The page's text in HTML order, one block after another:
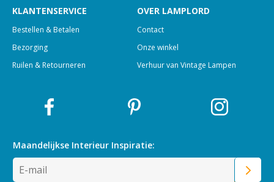
KLANTENSERVICE
Bestellen & Betalen
Bezorging
Ruilen & Retourneren
OVER LAMPLORD
Contact
Onze winkel
Verhuur van Vintage Lampen
Maandelijkse Interieur Inspiratie: